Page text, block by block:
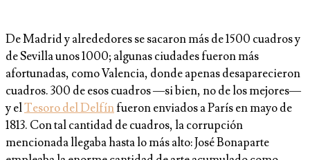
De Madrid y alrededores se sacaron más de 1500 cuadros y
de Sevilla unos 1000; algunas ciudades fueron más
afortunadas, como Valencia, donde apenas desaparecieron
cuadros. 300 de esos cuadros —si bien, no de los mejores—
y elTesoro del Delfínfueron enviados a París en mayo de
1813.​ Con tal cantidad de cuadros, la corrupción
mencionada llegaba hasta lo más alto: José Bonaparte